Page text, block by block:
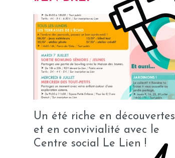
Un été riche en découvertes
et en convivialité avec le
Centre social Le Lien !